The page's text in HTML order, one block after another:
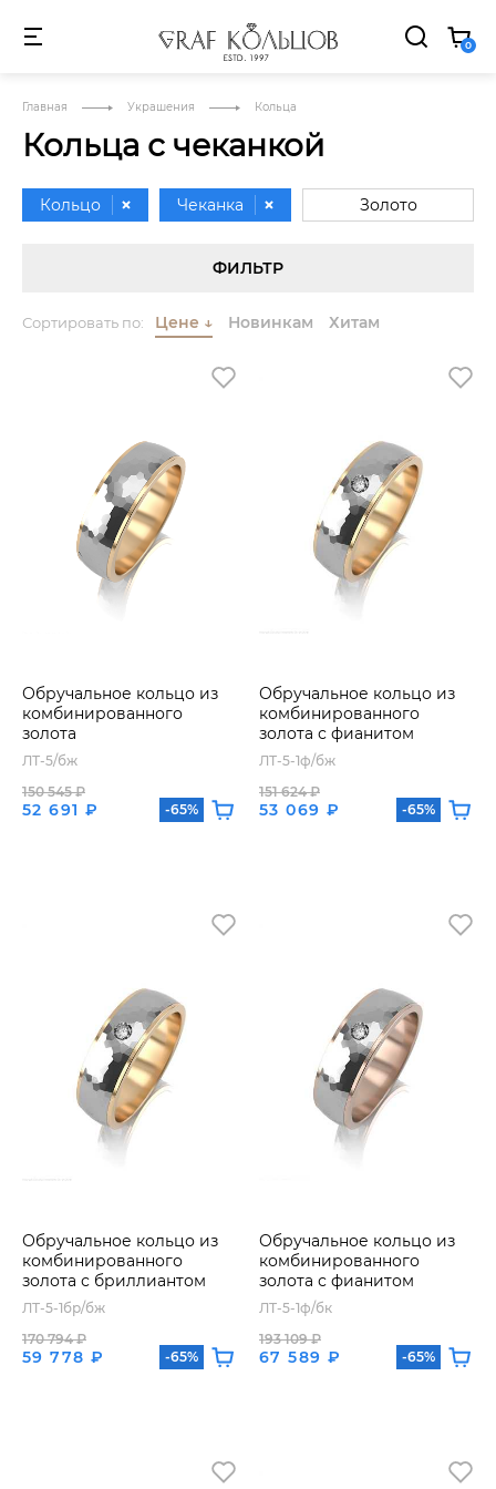
ПОКУПКЕ ПАРЫ ЗОЛОТЫХ ОБРУЧАЛЬНЫХ КОЛЕЦ
NEW
0
Главная Украшения Кольца
Кольца с чеканкой
Кольцо Чеканка Золото
ФИЛЬТР
Сортировать по: Цене ↓ Новинкам Хитам
Обручальное кольцо из
комбинированного
золота
ЛТ-5/бж
52 691 ₽
150 545 ₽
-65%
Обручальное кольцо из
комбинированного
золота с фианитом
ЛТ-5-1ф/бж
53 069 ₽
151 624 ₽
-65%
Обручальное кольцо из
комбинированного
золота с бриллиантом
ЛТ-5-1бр/бж
59 778 ₽
170 794 ₽
-65%
Обручальное кольцо из
комбинированного
золота с фианитом
ЛТ-5-1ф/бк
67 589 ₽
193 109 ₽
-65%